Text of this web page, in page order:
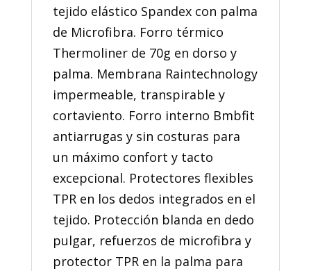
tejido elástico Spandex con palma
de Microfibra. Forro térmico
Thermoliner de 70g en dorso y
palma. Membrana Raintechnology
impermeable, transpirable y
cortaviento. Forro interno Bmbfit
antiarrugas y sin costuras para
un máximo confort y tacto
excepcional. Protectores flexibles
TPR en los dedos integrados en el
tejido. Protección blanda en dedo
pulgar, refuerzos de microfibra y
protector TPR en la palma para